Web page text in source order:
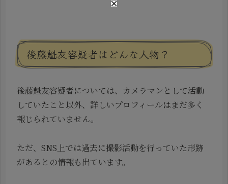
後藤魁友容疑者はどんな人物？
後藤魁友容疑者については、カメラマンとして活動
していたこと以外、詳しいプロフィールはまだ多く
報じられていません。
ただ、SNS上では過去に撮影活動を行っていた形跡
があるとの情報も出ています。